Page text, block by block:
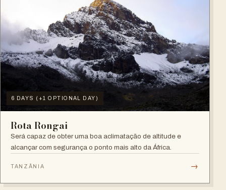
6 DAYS (+1 OPTIONAL DAY)
Rota Rongai
Será capaz de obter uma boa aclimatação de altitude e
alcançar com segurança o ponto mais alto da África.
TANZÂNIA →